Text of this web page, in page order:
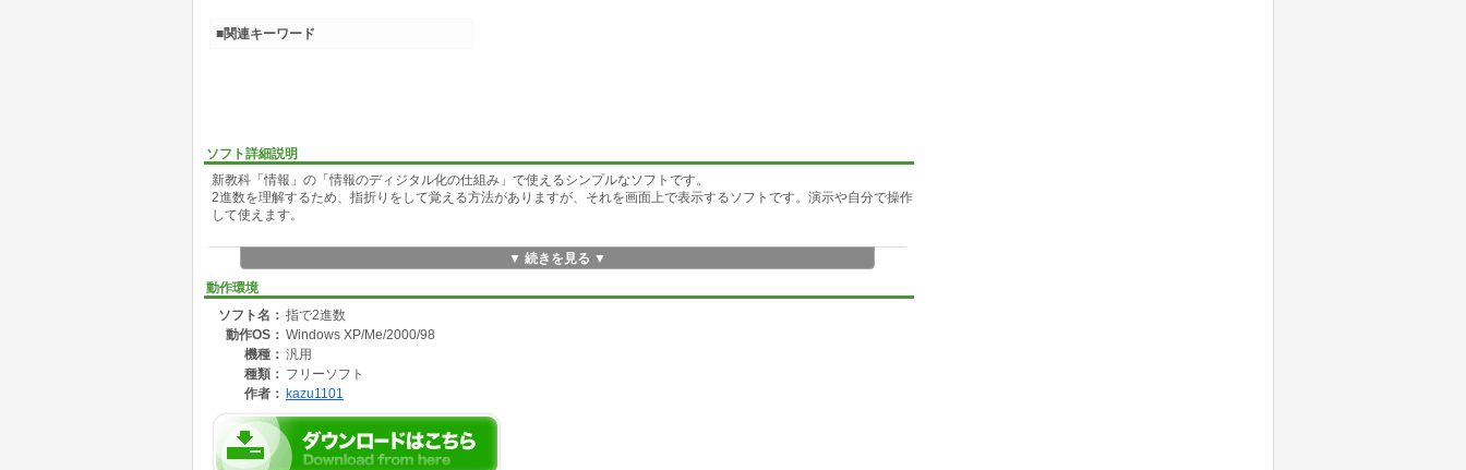
ソフト詳細説明
新教科「情報」の「情報のディジタル化の仕組み」で使えるシンプルなソフトです。
2進数を理解するため、指折りをして覚える方法がありますが、それを画面上で表示するソフトです。演示や自分で操作
して使えます。
▼ 続きを見る ▼
動作環境
ソフト名： 指で2進数
動作OS： Windows XP/Me/2000/98
機種： 汎用
種類： フリーソフト
作者： kazu1101
■関連キーワード